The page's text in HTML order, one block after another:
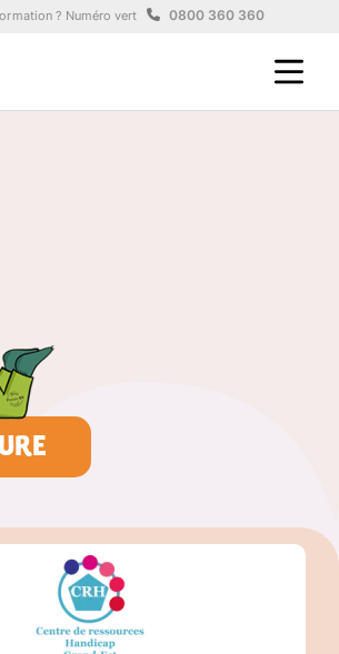
? Numéro vert 0800 360 360
des cookies